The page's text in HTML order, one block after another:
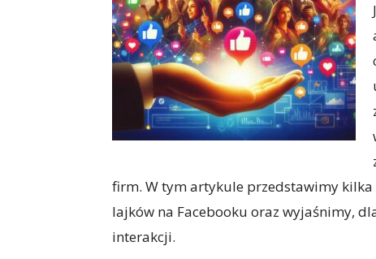
firm. W tym artykule przedstawimy
lajków na Facebooku oraz wyjaśnimy,
interakcji.